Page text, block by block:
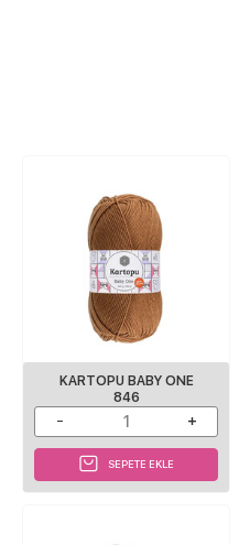
KARTOPU BABY ONE
846
SEPETE EKLE